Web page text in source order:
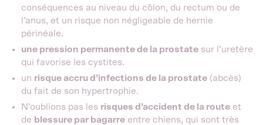
conséquences au niveau du côlon, du rectum ou de
l’anus, et un risque non négligeable de hernie
périnéale.
une pression permanente de la prostate sur l’uretère
qui favorise les cystites.
un risque accru d’infections de la prostate (abcès)
du fait de son hypertrophie.
N’oublions pas les risques d’accident de la route et
de blessure par bagarre entre chiens, qui sont très